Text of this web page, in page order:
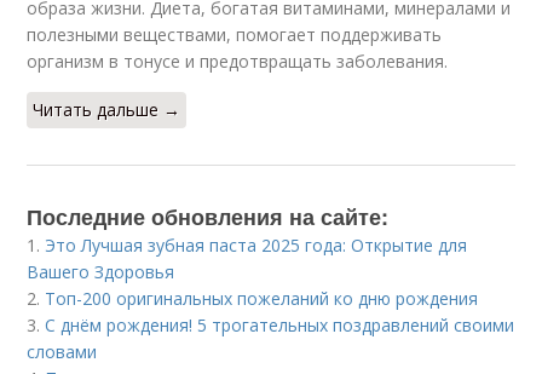
образа жизни. Диета, богатая витаминами, минералами и
полезными веществами, помогает поддерживать
организм в тонусе и предотвращать заболевания.
Читать дальше →
Последние обновления на сайте:
1. Это Лучшая зубная паста 2025 года: Открытие для
Вашего Здоровья
2. Топ-200 оригинальных пожеланий ко дню рождения
3.С днём рождения! 5 трогательных поздравлений своими
словами